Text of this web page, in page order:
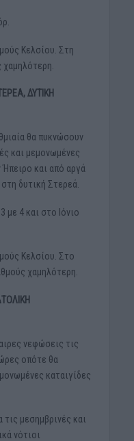
Κελσίου. Στη
ΔΥΤΙΚΗ
θα πυκνώσουν
και μεμονωμένες
Ήπειρο και από αργά
δυτική Στερεά.
με 4 και στο Ιόνιο
Κελσίου. Στο
χαμηλότερη.
νεφώσεις τις
οπότε θα
καταιγίδες
μεσημβρινές και
νότιοι